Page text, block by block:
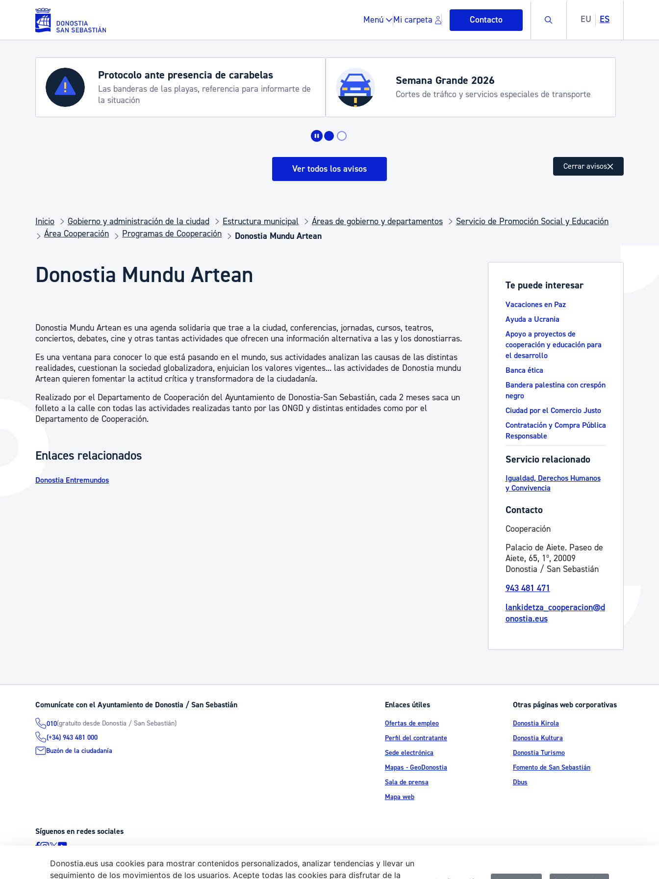
Saltar al contenido principal
Menú Mi carpeta Contacto Buscar EU ES
Servicios
Padrón y asuntos personales
Espacio público, residuos y medioambiente
Seguridad ciudadana y emergencias Euskera
Participación ciudadana y asociacionismo Cultura
Deporte Turismo
La ciudad
Descubre la ciudad
Catálogo de trámites
Ayuda a la tramitación
Protocolo ante presencia de carabelas
Las banderas de las playas, referencia para informarte de
la situación
Semana Grande 2026
Cortes de tráfico y servicios especiales de transporte
Ver todos los avisos Cerrar avisos
Inicio Gobierno y administración de la ciudad Estructura municipal Áreas de gobierno y departamentos
Servicio de Promoción Social y Educación
Área Cooperación
Programas de Cooperación Donostia Mundu Artean
Donostia Mundu Artean
Donostia Mundu Artean es una agenda solidaria que trae a la ciudad, conferencias, jornadas, cursos, teatros,
conciertos, debates, cine y otras tantas actividades que ofrecen una información alternativa a las y los donostiarras.
Es una ventana para conocer lo que está pasando en el mundo, sus actividades analizan las causas de las distintas
realidades, cuestionan la sociedad globalizadora, enjuician los valores vigentes... las actividades de Donostia mundu
Artean quieren fomentar la actitud crítica y transformadora de la ciudadanía.
Realizado por el Departamento de Cooperación del Ayuntamiento de Donostia-San Sebastián, cada 2 meses saca un
folleto a la calle con todas las actividades realizadas tanto por las ONGD y distintas entidades como por el
Departamento de Cooperación.
Enlaces relacionados
Donostia Entremundos
Te puede interesar
Vacaciones en Paz
Ayuda a Ucrania
Apoyo a proyectos de
cooperación y educación para
el desarrollo
Banca ética
Bandera palestina con crespón
negro
Ciudad por el Comercio Justo
Contratación y Compra Pública
Responsable
Servicio relacionado
Igualdad, Derechos Humanos
y Convivencia
Contacto
Cooperación
Palacio de Aiete. Paseo de
Aiete, 65, 1º, 20009
Donostia / San Sebastián
943 481 471
lankidetza_cooperacion@d
onostia.eus
Comunícate con el Ayuntamiento de Donostia / San Sebastián
010(gratuito desde Donostia / San Sebastián)
(+34) 943 481 000
Buzón de la ciudadanía
Enlaces útiles
Ofertas de empleo
Perfil del contratante
Sede electrónica
Mapas - GeoDonostia
Sala de prensa
Mapa web
Otras páginas web corporativas
Donostia Kirola
Donostia Kultura
Donostia Turismo
Fomento de San Sebastián
Dbus
Síguenos en redes sociales
Donostia.eus usa cookies para mostrar contenidos personalizados, analizar tendencias y llevar un
seguimiento de los movimientos de los usuarios. Acepte todas las cookies para disfrutar de la